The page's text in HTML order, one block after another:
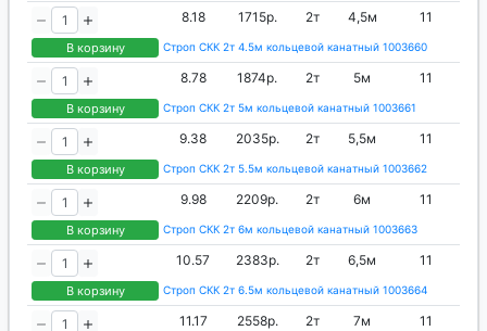
В корзину
8.18 1715р. 2т 4,5м 11
Строп СКК 2т 4.5м кольцевой канатный 1003660
В корзину
8.78 1874р. 2т 5м 11
Строп СКК 2т 5м кольцевой канатный 1003661
В корзину
9.38 2035р. 2т 5,5м 11
Строп СКК 2т 5.5м кольцевой канатный 1003662
В корзину
9.98 2209р. 2т 6м 11
Строп СКК 2т 6м кольцевой канатный 1003663
В корзину
10.57 2383р. 2т 6,5м 11
Строп СКК 2т 6.5м кольцевой канатный 1003664
11.17 2558р. 2т 7м 11